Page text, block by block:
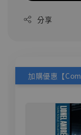
分享